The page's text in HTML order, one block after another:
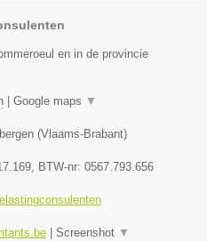
en in de provincie
Google maps ▼
(Vlaams-Brabant)
, BTW-nr: 0567.793.656
Screenshot ▼